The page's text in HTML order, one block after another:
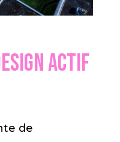
actif
de